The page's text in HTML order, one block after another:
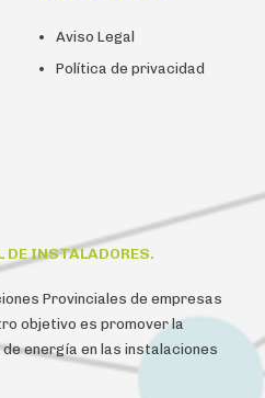
Aviso Legal
Política de privacidad
DE INSTALADORES.
Provinciales de empresas
objetivo es promover la
energía en las instalaciones